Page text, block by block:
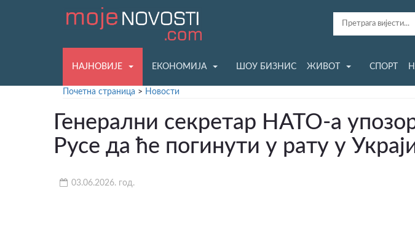
НАЈНОВИЈЕ ЕКОНОМИЈА ШОУ БИЗНИС ЖИВОТ СПОРТ
Почетна страница > Новости
Генерални секретар НАТО-а
Русе да ће погинути у рату у
03.06.2026. год.